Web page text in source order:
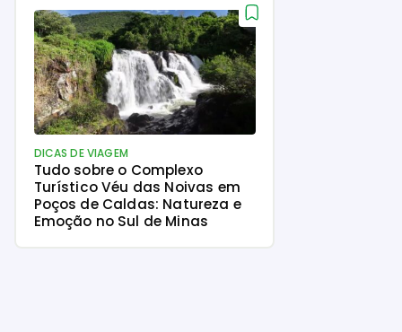
DICAS DE VIAGEM
Tudo sobre o Complexo
Turístico Véu das Noivas em
Poços de Caldas: Natureza e
Emoção no Sul de Minas